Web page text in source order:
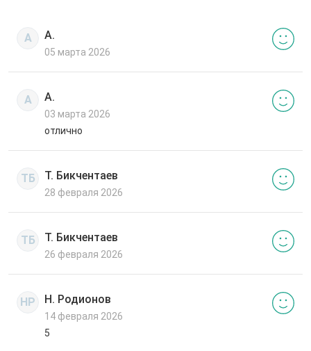
А А.
05 марта 2026
А А.
03 марта 2026
отлично
ТБ Т. Бикчентаев
28 февраля 2026
ТБ Т. Бикчентаев
26 февраля 2026
НР Н. Родионов
14 февраля 2026
5